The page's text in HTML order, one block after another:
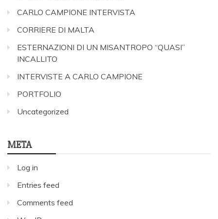
CARLO CAMPIONE INTERVISTA
CORRIERE DI MALTA
ESTERNAZIONI DI UN MISANTROPO “QUASI”
INCALLITO
INTERVISTE A CARLO CAMPIONE
PORTFOLIO
Uncategorized
META
Log in
Entries feed
Comments feed